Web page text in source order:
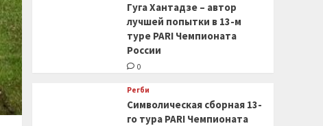
Гуга Хантадзе – автор
лучшей попытки в 13-м
туре PARI Чемпионата
России
0
Регби
Символическая сборная 13-
го тура PARI Чемпионата